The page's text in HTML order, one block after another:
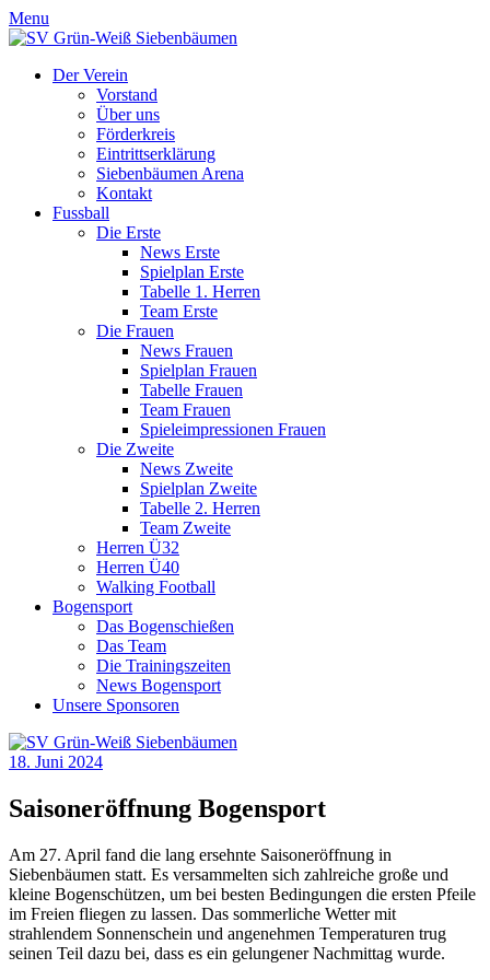
Menu
Der Verein
Vorstand
Über uns
Förderkreis
Eintrittserklärung
Siebenbäumen Arena
Kontakt
Fussball
Die Erste
News Erste
Spielplan Erste
Tabelle 1. Herren
Team Erste
Die Frauen
News Frauen
Spielplan Frauen
Tabelle Frauen
Team Frauen
Spieleimpressionen Frauen
Die Zweite
News Zweite
Spielplan Zweite
Tabelle 2. Herren
Team Zweite
Herren Ü32
Herren Ü40
Walking Football
Bogensport
Das Bogenschießen
Das Team
Die Trainingszeiten
News Bogensport
Unsere Sponsoren
18. Juni 2024
Saisoneröffnung Bogensport
Am 27. April fand die lang ersehnte Saisoneröffnung in
Siebenbäumen statt. Es versammelten sich zahlreiche große und
kleine Bogenschützen, um bei besten Bedingungen die ersten Pfeile
im Freien fliegen zu lassen. Das sommerliche Wetter mit
strahlendem Sonnenschein und angenehmen Temperaturen trug
seinen Teil dazu bei, dass es ein gelungener Nachmittag wurde.